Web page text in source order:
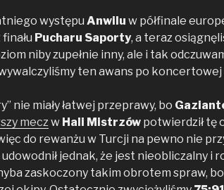
występu Anwilu w półfinale
Pucharu Saporty, a teraz
niby zupełnie inny, ale i tak
ten awans po koncertowej
nie miały łatwej przeprawy, bo
mecz w Hali Mistrzów potwierdził tę
do rewanżu w Turcji na pewno nie
jednak, że jest nieobliczalny i
zaskoczony takim obrotem spraw,